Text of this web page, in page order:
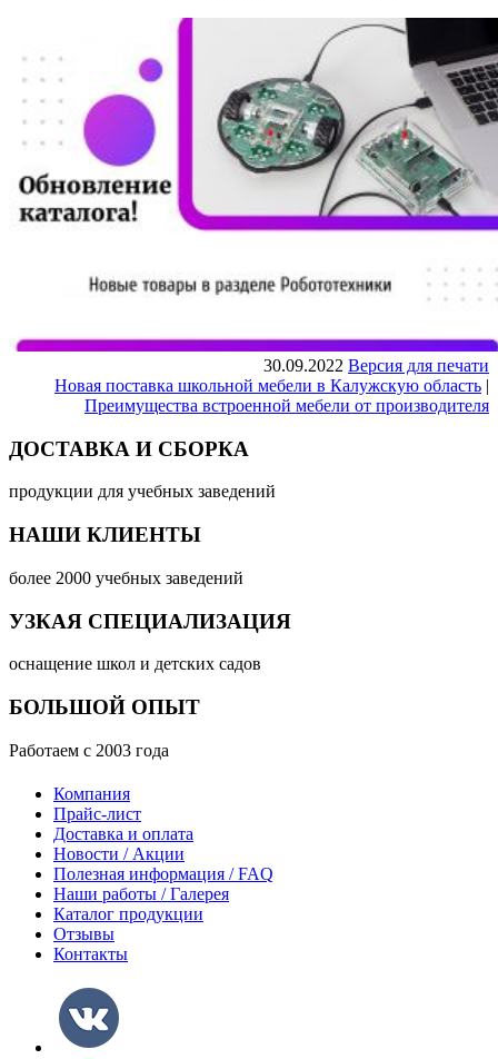
30.09.2022 Версия для печати
Новая поставка школьной мебели в Калужскую область |
Преимущества встроенной мебели от производителя
ДОСТАВКА И СБОРКА
продукции для учебных заведений
НАШИ КЛИЕНТЫ
более 2000 учебных заведений
УЗКАЯ СПЕЦИАЛИЗАЦИЯ
оснащение школ и детских садов
БОЛЬШОЙ ОПЫТ
Работаем с 2003 года
Компания
Прайс-лист
Доставка и оплата
Новости / Акции
Полезная информация / FAQ
Наши работы / Галерея
Каталог продукции
Отзывы
Контакты